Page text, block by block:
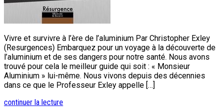
Vivre et survivre à l’ère de l’aluminium Par Christopher Exley
(Resurgences) Embarquez pour un voyage à la découverte de
l’aluminium et de ses dangers pour notre santé. Nous avons
trouvé pour cela le meilleur guide qui soit : « Monsieur
Aluminium » lui-même. Nous vivons depuis des décennies
dans ce que le Professeur Exley appelle […]
continuer la lecture